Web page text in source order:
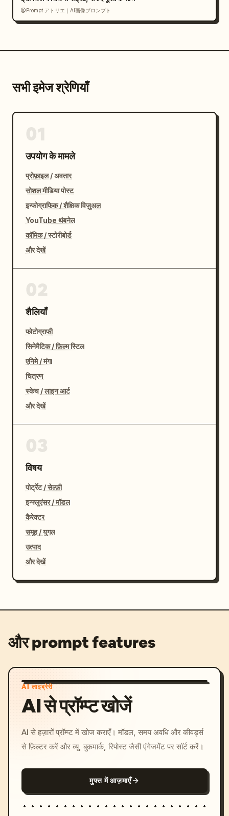
@Prompt アトリエ｜AI画像プロンプト
सभी इमेज श्रेणियाँ
उपयोग के मामले
प्रोफ़ाइल / अवतार
सोशल मीडिया पोस्ट
इन्फोग्राफिक / शैक्षिक विज़ुअल
YouTube थंबनेल
कॉमिक / स्टोरीबोर्ड
और देखें
शैलियाँ
फोटोग्राफी
सिनेमैटिक / फ़िल्म स्टिल
एनिमे / मंगा
चित्रण
स्केच / लाइन आर्ट
और देखें
विषय
पोर्ट्रेट / सेल्फ़ी
इन्फ्लुएंसर / मॉडल
कैरेक्टर
समूह / युगल
उत्पाद
और देखें
और prompt features
AI लाइब्रेरी
AI से प्रॉम्प्ट खोजें
AI से हज़ारों प्रॉम्प्ट में खोज कराएँ। मॉडल, समय अवधि और कीवर्ड्स
से फ़िल्टर करें और व्यू, बुकमार्क, रिपोस्ट जैसी एंगेजमेंट पर सॉर्ट करें।
मुफ्त में आज़माएँ